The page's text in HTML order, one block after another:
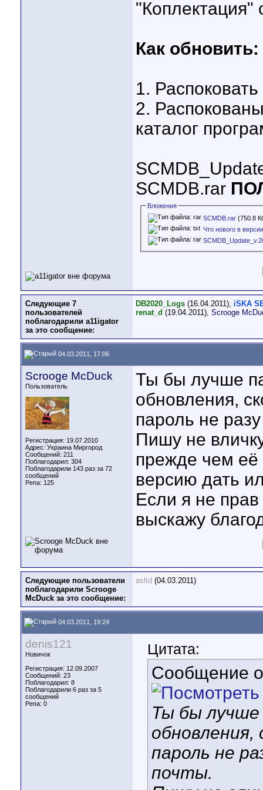
"Коплектация"
Как обновить:
1.
2.
каталог
SCMDB.rar
Вложения
SCMDB.rar (750.8
Что нового в
Следующие 7
пользователей
поблагодарили a11igator
за это сообщение:
DB2020_Logs (16.04.2011), iSKA
renat_d (19.04.2011), Scrooge
04.03.2011, 17:06
Scrooge McDuck
Пользователь
Регистрация: 19.07.2010
Адрес: Украина Миргород
Сообщений: 211
Поблагодарил: 304
Поблагодарили 143 раз за 72
сообщений
Репа: 125
Ты бы лучше
обновления,
пароль не
Пишу не
прежде чем её
версию дать
Если я не
выскажу
Следующие пользователи
поблагодарили Scrooge
McDuck за это сообщение:
asltd (04.03.2011)
04.03.2011, 19:24
denis121
Новичок
Регистрация: 12.09.2007
Сообщений: 23
Поблагодарил: 8
Поблагодарили 6 раз за 5
сообщений
Репа: 0
Цитата:
Сообщение
Ты бы лучше
обновления,
пароль не
почты.